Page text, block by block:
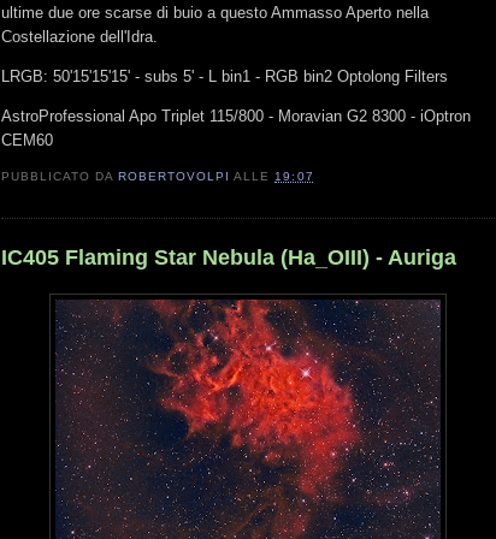
ultime due ore scarse di buio a questo Ammasso Aperto nella
Costellazione dell'Idra.
LRGB: 50'15'15'15' - subs 5' - L bin1 - RGB bin2 Optolong Filters
AstroProfessional Apo Triplet 115/800 - Moravian G2 8300 - iOptron
CEM60
PUBBLICATO DAROBERTOVOLPI ALLE19:07
IC405 Flaming Star Nebula (Ha_OIII) - Auriga